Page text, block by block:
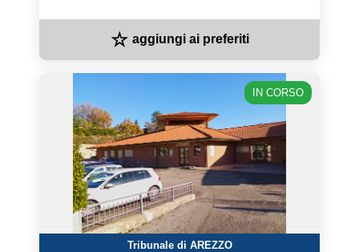
☆ aggiungi ai preferiti
IN CORSO
Tribunale di AREZZO